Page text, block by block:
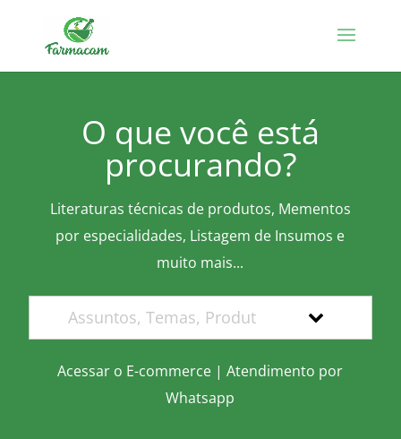
O que você está
procurando?
Literaturas técnicas de produtos, Mementos
por especialidades, Listagem de Insumos e
muito mais...
Acessar o E-commerce |Atendimento por
Whatsapp